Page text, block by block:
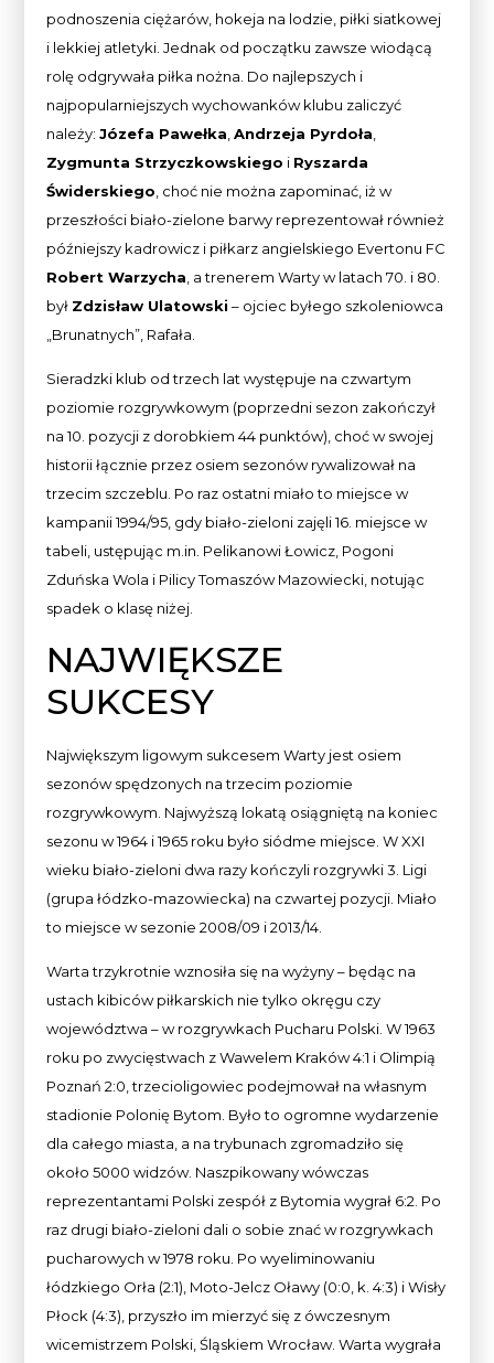
podnoszenia ciężarów, hokeja na lodzie, piłki siatkowej
i lekkiej atletyki. Jednak od początku zawsze wiodącą
rolę odgrywała piłka nożna. Do najlepszych i
najpopularniejszych wychowanków klubu zaliczyć
należy:Józefa Pawełka ,Andrzeja Pyrdoła
Zygmunta Strzyczkowskiego i Ryszarda
Świderskiego , choć nie można zapominać, iż w
przeszłości biało-zielone barwy reprezentował również
późniejszy kadrowicz i piłkarz angielskiego Evertonu FC
Robert Warzycha , a trenerem Warty w latach 70. i 80.
był Zdzisław Ulatowski – ojciec byłego szkoleniowca
„Brunatnych”, Rafała.
Sieradzki klub od trzech lat występuje na czwartym
poziomie rozgrywkowym (poprzedni sezon zakończył
na 10. pozycji z dorobkiem 44 punktów), choć w swojej
historii łącznie przez osiem sezonów rywalizował na
trzecim szczeblu. Po raz ostatni miało to miejsce w
kampanii 1994/95, gdy biało-zieloni zajęli 16. miejsce w
tabeli, ustępując m.in. Pelikanowi Łowicz, Pogoni
Zduńska Wola i Pilicy Tomaszów Mazowiecki, notując
spadek o klasę niżej.
NAJWIĘKSZE
SUKCESY
Największym ligowym sukcesem Warty jest osiem
sezonów spędzonych na trzecim poziomie
rozgrywkowym. Najwyższą lokatą osiągniętą na koniec
sezonu w 1964 i 1965 roku było siódme miejsce. W XXI
wieku biało-zieloni dwa razy kończyli rozgrywki 3. Ligi
(grupa łódzko-mazowiecka) na czwartej pozycji. Miało
to miejsce w sezonie 2008/09 i 2013/14.
Warta trzykrotnie wznosiła się na wyżyny – będąc na
ustach kibiców piłkarskich nie tylko okręgu czy
województwa – w rozgrywkach Pucharu Polski. W 1963
roku po zwycięstwach z Wawelem Kraków 4:1 i Olimpią
Poznań 2:0, trzecioligowiec podejmował na własnym
stadionie Polonię Bytom. Było to ogromne wydarzenie
dla całego miasta, a na trybunach zgromadziło się
około 5000 widzów. Naszpikowany wówczas
reprezentantami Polski zespół z Bytomia wygrał 6:2. Po
raz drugi biało-zieloni dali o sobie znać w rozgrywkach
pucharowych w 1978 roku. Po wyeliminowaniu
łódzkiego Orła (2:1), Moto-Jelcz Oławy (0:0, k. 4:3) i Wisły
Płock (4:3), przyszło im mierzyć się z ówczesnym
wicemistrzem Polski, Śląskiem Wrocław. Warta wygrała